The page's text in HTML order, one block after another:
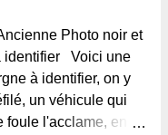
Photo noir et
identifier Voici une
à identifier, on y
un véhicule qui
l'acclame, en